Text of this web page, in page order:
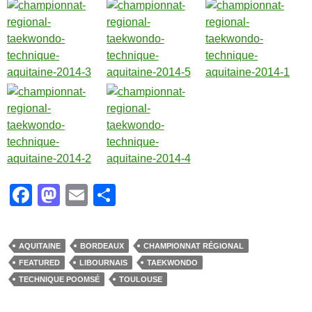
F
c
e
b
M
st
o
d
E
ail ta
g
er
AQUITAINE BORDEAUX
CHAMPIONNAT RÉGIONAL
FEATURED
LIBOURNAIS
TAEKWONDO
TECHNIQUE POOMSÉ
TOULOUSE